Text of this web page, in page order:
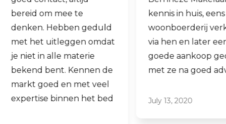
kennis in huis, eens onze
woonboerderij verkocht
via hen en later een
goede aankoop gedaan
met ze na goed advies.
July 13, 2020
hen laten
ook een
aankopen.
Laagdrempelig
professioneel,